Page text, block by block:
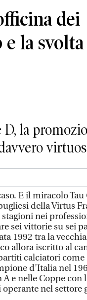
dei
la svolta
la
E il miracolo
della Virtus
nei
sei vittorie su sei
1992 tra la
allora iscritto al
calciatori
d’Italia nel
e nelle Coppe con
nel settore